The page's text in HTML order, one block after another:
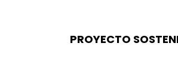
PROYECTO